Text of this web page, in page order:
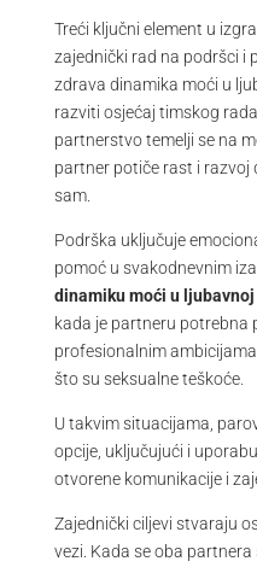
Treći ključni element u
zajednički rad na podršci i
zdrava dinamika moći u
razviti osjećaj timskog
partnerstvo temelji se na
partner potiče rast i razvoj
sam.
Podrška uključuje
pomoć u svakodnevnim
dinamiku moći u ljubavnoj
kada je partneru potrebna
profesionalnim
što su seksualne teškoće.
U takvim situacijama,
opcije, uključujući i
otvorene komunikacije i
Zajednički ciljevi stvaraju
vezi. Kada se oba